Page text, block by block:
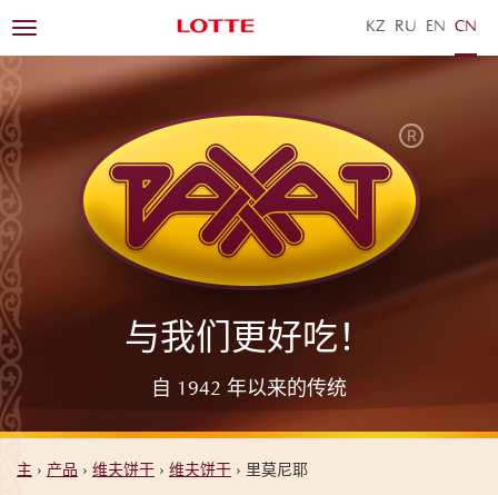
KZ RU EN ZH
与我们更好吃！
自 1942 年以来的传统
Toggle
navigation
主 › 产品 › 维夫饼干 › 维夫饼干 › 里莫尼耶